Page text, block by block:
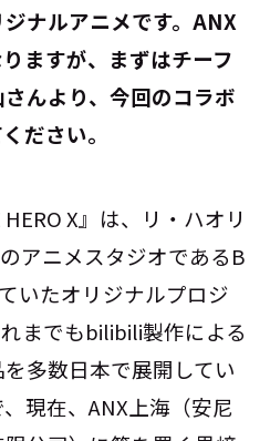
ナルアニメです。ANX
ますが、まずはチーフ
んより、今回のコラボ
ださい。
X』は、リ・ハオリ
アニメスタジオであるB
いたオリジナルプロジ
までもbilibili製作による
多数日本で展開してい
現在、ANX上海（安尼